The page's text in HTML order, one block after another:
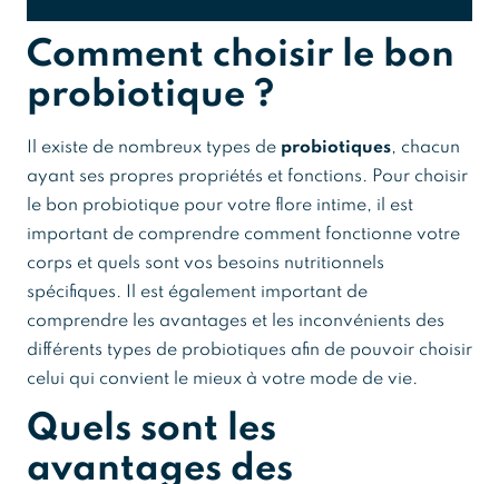
Comment choisir le bon
probiotique ?
Il existe de nombreux types de probiotiques, chacun
ayant ses propres propriétés et fonctions. Pour choisir
le bon probiotique pour votre flore intime, il est
important de comprendre comment fonctionne votre
corps et quels sont vos besoins nutritionnels
spécifiques. Il est également important de
comprendre les avantages et les inconvénients des
différents types de probiotiques afin de pouvoir choisir
celui qui convient le mieux à votre mode de vie.
Quels sont les
avantages des